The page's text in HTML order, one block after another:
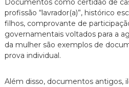
Documentos como certidão de
profissão “lavrador(a)”, histórico
filhos, comprovante de
governamentais voltados para a
da mulher são exemplos de
prova individual.
Além disso, documentos antigos,